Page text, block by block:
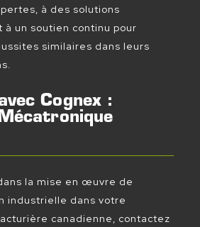
à des solutions
à un soutien continu pour
similaires dans leurs
Cognex :
la mise en œuvre de
industrielle dans votre
canadienne, contactez